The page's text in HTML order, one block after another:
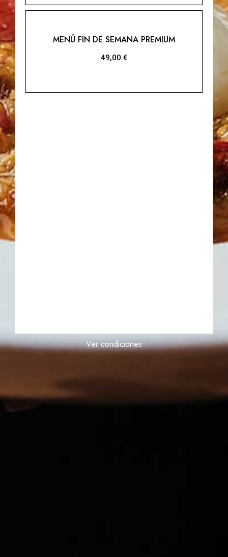
MENÚ FIN DE SEMANA PREMIUM
49,00 €
Ver condiciones